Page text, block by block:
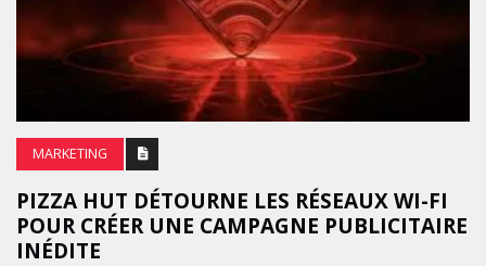
MARKETING
PIZZA HUT DÉTOURNE LES RÉSEAUX WI-FI
POUR CRÉER UNE CAMPAGNE PUBLICITAIRE
INÉDITE